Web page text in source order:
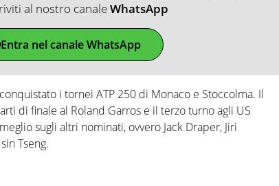
al nostro canaleWhatsApp
Entra nel canale WhatsApp
i tornei ATP 250 di Monaco e Stoccolma. Il
di finale al Roland Garros e il terzo turno agli US
sugli altri nominati, ovvero Jack Draper, Jiri
Tseng.